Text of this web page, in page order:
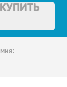
КУПИТЬ